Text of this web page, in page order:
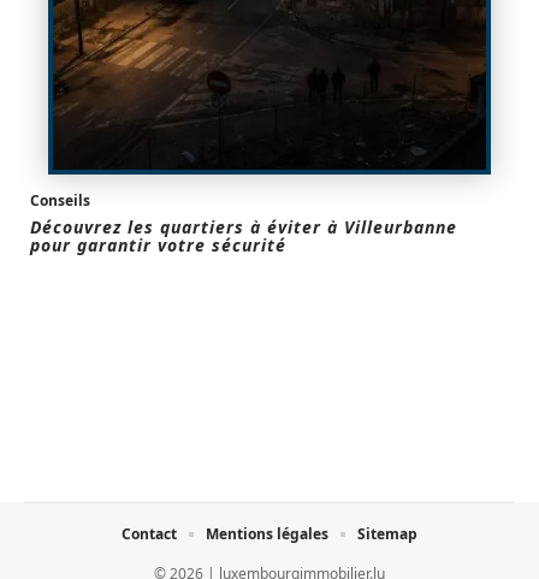
Conseils
Découvrez les quartiers à éviter à Villeurbanne
pour garantir votre sécurité
© 2026 | luxembourgimmobilier.lu
Contact Mentions légales Sitemap